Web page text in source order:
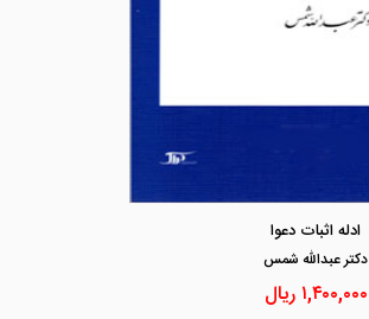
ادله اثبات دعوا
دكتر عبدالله شمس
۱,۴۰۰,۰۰۰ ریال